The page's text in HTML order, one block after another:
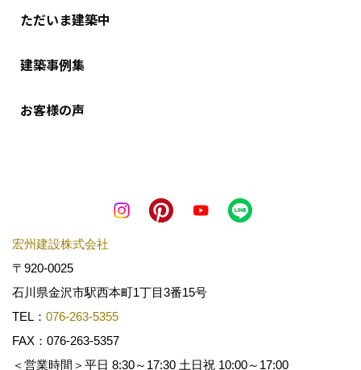
ただいま建築中
建築事例集
お客様の声
宏州建設株式会社
〒920-0025
石川県金沢市駅西本町1丁目3番15号
TEL： 076-263-5355
FAX：076-263-5357
＜営業時間＞平日 8:30～17:30 土日祝 10:00～17:00